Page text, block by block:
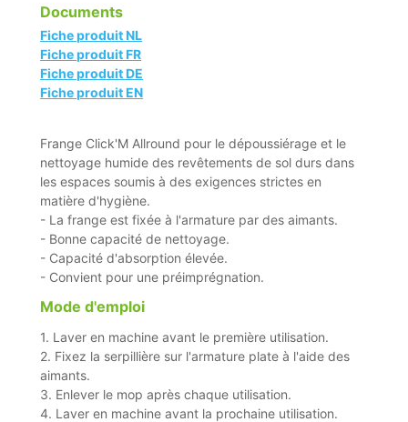
Documents
Fiche produit NL
Fiche produit FR
Fiche produit DE
Fiche produit EN
Frange Click'M Allround pour le dépoussiérage et le
nettoyage humide des revêtements de sol durs dans
les espaces soumis à des exigences strictes en
matière d'hygiène.
- La frange est fixée à l'armature par des aimants.
- Bonne capacité de nettoyage.
- Capacité d'absorption élevée.
- Convient pour une préimprégnation.
Mode d'emploi
1. Laver en machine avant le première utilisation.
2. Fixez la serpillière sur l'armature plate à l'aide des
aimants.
3. Enlever le mop après chaque utilisation.
4. Laver en machine avant la prochaine utilisation.